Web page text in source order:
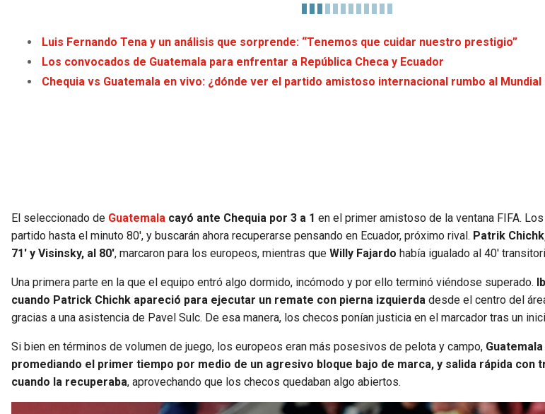
Luis Fernando Tena y un análisis que sorprende: “Tenemos que cuidar nuestro prestigio”
Los convocados de Guatemala para enfrentar a República Checa y Ecuador
Chequia vs Guatemala en vivo: ¿dónde ver el partido amistoso internacional rumbo al Mundial
El seleccionado de Guatemala cayó ante Chequia por 3 a 1 en el primer amistoso de la ventana FIFA.
partido hasta el minuto 80′, y buscarán ahora recuperarse pensando en Ecuador, próximo rival. Patrik
71′ y Visinsky, al 80′, marcaron para los europeos, mientras que Willy Fajardo había igualado al 40′
Una primera parte en la que el equipo entró algo dormido, incómodo y por ello terminó viéndose superado.
cuando Patrick Chichk apareció para ejecutar un remate con pierna izquierda desde el centro del
gracias a una asistencia de Pavel Sulc. De esa manera, los checos ponían justicia en el marcador tras un
Si bien en términos de volumen de juego, los europeos eran más posesivos de pelota y campo,
promediando el primer tiempo por medio de un agresivo bloque bajo de marca, y salida rápida con
cuando la recuperaba, aprovechando que los checos quedaban algo abiertos.